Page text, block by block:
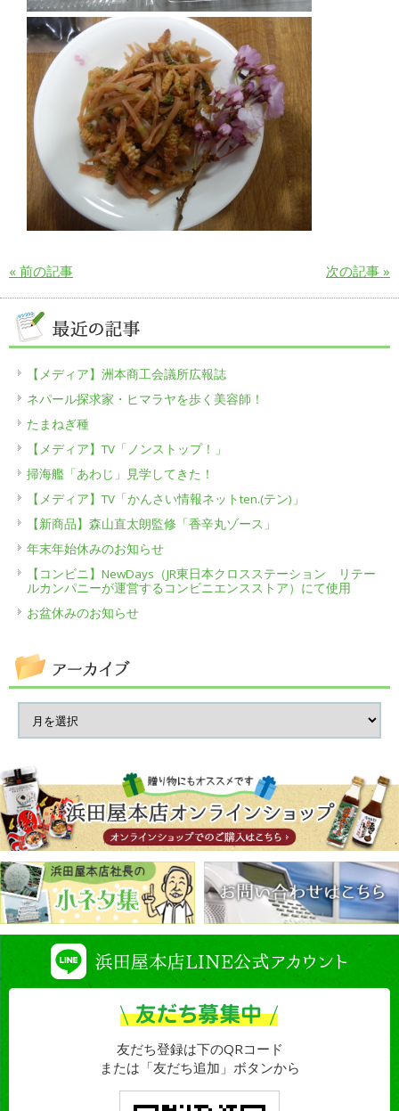
« 前の記事 次の記事 »
【メディア】洲本商工会議所広報誌
ネパール探求家・ヒマラヤを歩く美容師！
たまねぎ種
【メディア】TV「ノンストップ！」
掃海艦「あわじ」見学してきた！
【メディア】TV「かんさい情報ネットten.(テン)」
【新商品】森山直太朗監修「香辛丸ゾース」
年末年始休みのお知らせ
【コンビニ】NewDays（JR東日本クロスステーション リテー
ルカンパニーが運営するコンビニエンスストア）にて使用
お盆休みのお知らせ
友だち登録は下のQRコード
または「友だち追加」ボタンから